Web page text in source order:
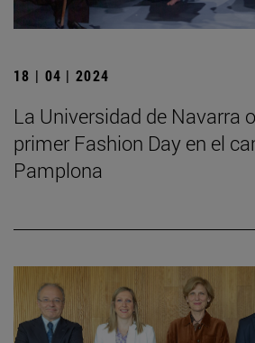
18 | 04 | 2024
La Universidad de Navarra
primer Fashion Day en el
Pamplona